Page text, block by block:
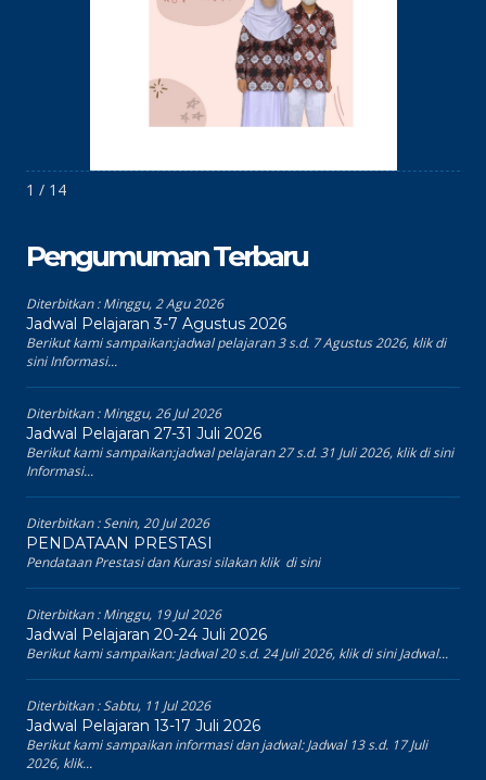
1 / 14
Pengumuman Terbaru
Diterbitkan :Minggu, 2 Agu 2026
Jadwal Pelajaran 3-7 Agustus 2026
Berikut kami sampaikan:jadwal pelajaran 3 s.d. 7 Agustus 2026, klik di
sini Informasi...
Diterbitkan :Minggu, 26 Jul 2026
Jadwal Pelajaran 27-31 Juli 2026
Berikut kami sampaikan:jadwal pelajaran 27 s.d. 31 Juli 2026, klik di sini
Informasi...
Diterbitkan :Senin, 20 Jul 2026
PENDATAAN PRESTASI
Pendataan Prestasi dan Kurasi silakan klik di sini
Diterbitkan :Minggu, 19 Jul 2026
Jadwal Pelajaran 20-24 Juli 2026
Berikut kami sampaikan: Jadwal 20 s.d. 24 Juli 2026, klik di sini Jadwal...
Diterbitkan :Sabtu, 11 Jul 2026
Jadwal Pelajaran 13-17 Juli 2026
Berikut kami sampaikan informasi dan jadwal: Jadwal 13 s.d. 17 Juli
2026, klik...